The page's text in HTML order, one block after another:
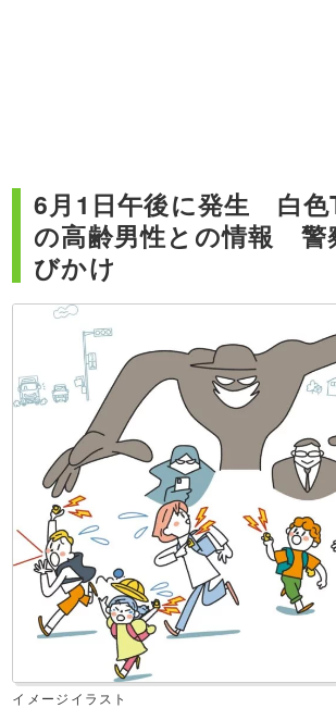
6月1日午後に発生 白色
の高齢男性との情報 警
びかけ
イメージイラスト